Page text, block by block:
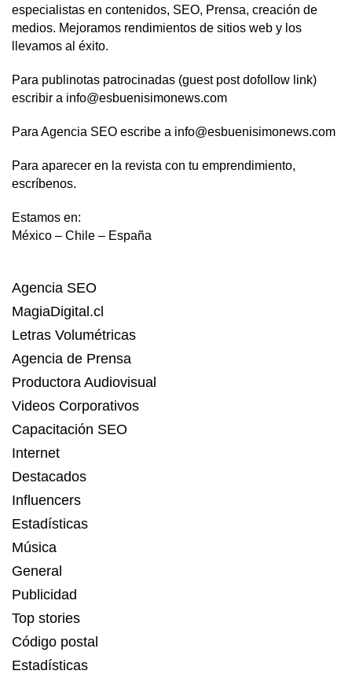
especialistas en contenidos, SEO, Prensa, creación de
medios. Mejoramos rendimientos de sitios web y los
llevamos al éxito.
Para publinotas patrocinadas (guest post dofollow link)
escribir a info@esbuenisimonews.com
Para Agencia SEO escribe a info@esbuenisimonews.com
Para aparecer en la revista con tu emprendimiento,
escríbenos.
Estamos en:
México – Chile – España
Agencia SEO
MagiaDigital.cl
Letras Volumétricas
Agencia de Prensa
Productora Audiovisual
Videos Corporativos
Capacitación SEO
Internet
Destacados
Influencers
Estadísticas
Música
General
Publicidad
Top stories
Código postal
Estadísticas